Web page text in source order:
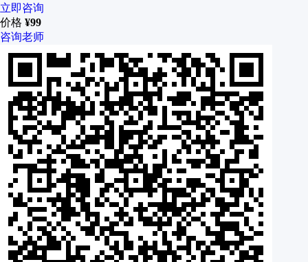
立即咨询
价格 ¥99
咨询老师